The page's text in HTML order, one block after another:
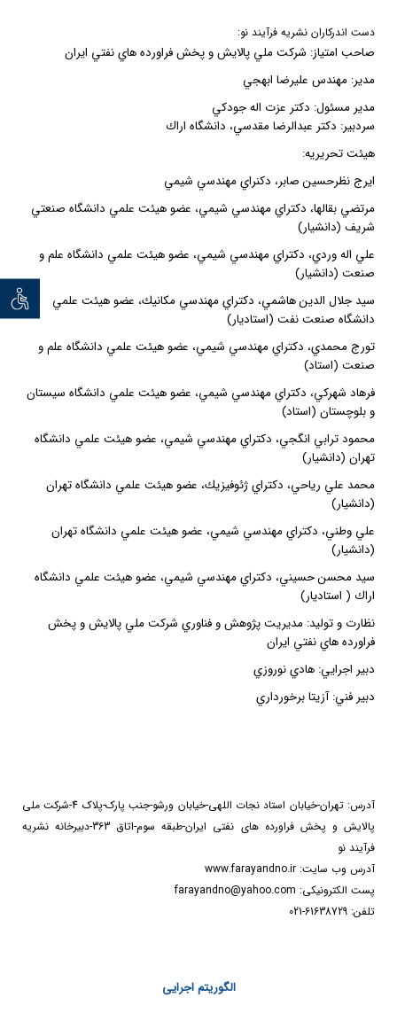
توان
دست اندركاران نشريه فرآيند نو:
صاحب امتياز: شركت ملي پالايش و پخش فراورده هاي نفتي ايران
مدير: مهندس عليرضا ابهجي
مدير مسئول: دكتر عزت اله جودكي
سردبير: دكتر عبدالرضا مقدسي، دانشگاه اراك
هيئت تحريريه:
ايرج نظرحسين صابر، دكنراي مهندسي شيمي
مرتضي بقالها، دكتراي مهندسي شيمي، عضو هيئت علمي دانشگاه صنعتي
شريف (دانشيار)
علي اله وردي، دكتراي مهندسي شيمي، عضو هيئت علمي دانشگاه علم و
صنعت (دانشيار)
سيد جلال الدين هاشمي، دكتراي مهندسي مكانيك، عضو هيئت علمي
دانشگاه صنعت نفت (استاديار)
تورج محمدي، دكتراي مهندسي شيمي، عضو هيئت علمي دانشگاه علم و
صنعت (استاد)
فرهاد شهركي، دكتراي مهندسي شيمي، عضو هيئت علمي دانشگاه سيستان
و بلوچستان (استاد)
محمود ترابي انگجي، دكتراي مهندسي شيمي، عضو هيئت علمي دانشگاه
تهران (دانشيار)
محمد علي رياحي، دكتراي ژئوفيزيك، عضو هيئت علمي دانشگاه تهران
(دانشيار)
علي وطني، دكتراي مهندسي شيمي، عضو هيئت علمي دانشگاه تهران
(دانشيار)
سيد محسن حسيني، دكتراي مهندسي شيمي، عضو هيئت علمي دانشگاه
اراك ( استاديار)
نظارت و توليد: مديريت پژوهش و فناوري شركت ملي پالايش و پخش
فراورده هاي نفتي ايران
دبير اجرايي: هادي نوروزي
دبير فني: آزيتا برخورداري
آدرس:
تهران-خیابان استاد نجات اللهی-خیابان ورشو-جنب پارک-پلاک 4-شرکت ملی
پالایش و پخش فراورده های نفتی ایران-طبقه سوم-اتاق 363-دبیرخانه نشریه
فرآیند نو
آدرس وب سايت: www.farayandno.ir
پست الکترونیکی: farayandno@yahoo.com
تلفن: 61638729-021
الگوریتم اجرایی